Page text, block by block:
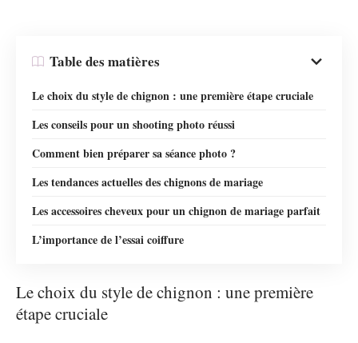
Table des matières
Le choix du style de chignon : une première étape cruciale
Les conseils pour un shooting photo réussi
Comment bien préparer sa séance photo ?
Les tendances actuelles des chignons de mariage
Les accessoires cheveux pour un chignon de mariage parfait
L’importance de l’essai coiffure
Le choix du style de chignon : une première
étape cruciale